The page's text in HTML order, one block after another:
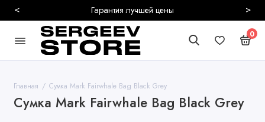
Гарантия лучшей цены
< >
0
Главная Сумка Mark Fairwhale Bag Black Grey
Сумка Mark Fairwhale Bag Black Grey